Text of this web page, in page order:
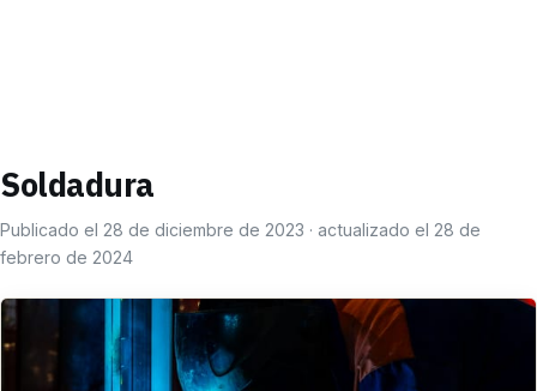
Soldadura
Publicado el 28 de diciembre de 2023 · actualizado el 28 de
febrero de 2024